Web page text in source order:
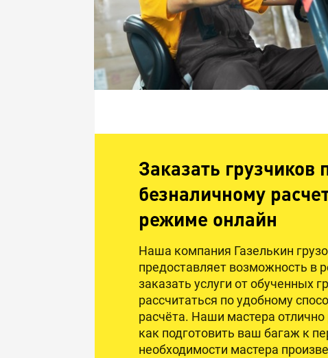
Заказать грузчиков
безналичному
режиме онлайн
Наша компания Газелькин
предоставляет возможность в
заказать услуги от обученных
рассчитаться по удобному
расчёта. Наши мастера
как подготовить ваш багаж к
необходимости мастера